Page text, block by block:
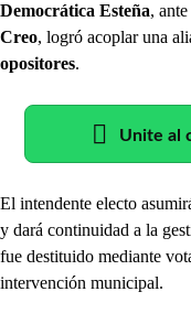
Democrática Esteña,
Creo, logró acoplar una
opositores.
Unite al
El intendente electo
y dará continuidad a la
fue destituido mediante
intervención municipal.